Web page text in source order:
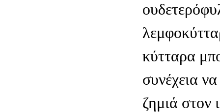
κύτταρα
συνέχεια
ζημιά στον